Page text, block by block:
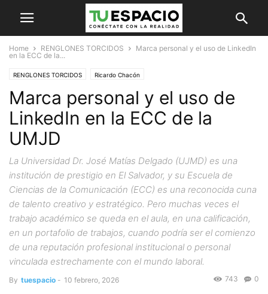
Home RENGLONES TORCIDOS
Marca personal y el uso de LinkedIn
en la ECC de la...
RENGLONES TORCIDOS Ricardo Chacón
Marca personal y el uso de
LinkedIn en la ECC de la
UMJD
La Universidad Dr. José Matías Delgado (UJMD) es una
institución de prestigio en El Salvador, y su Escuela de
Ciencias de la Comunicación (ECC) es una reconocida cuna
de talento creativo y estratégico. Pero muchas veces el
trabajo académico se queda en el aula, en una calificación,
en un portafolio de trabajos, cuando podría ser el comienzo
de una reputación profesional institucional o personal
vinculada estrechamente con el mundo laboral.
By tuespacio - 10 febrero, 2026 0
743